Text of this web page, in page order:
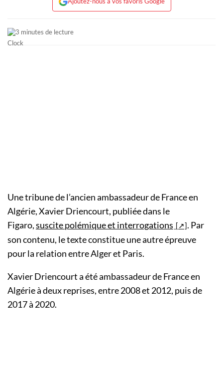
3 minutes de lecture
Une tribune de l’ancien ambassadeur de France en
Algérie, Xavier Driencourt, publiée dans le
Figaro,suscite polémique et interrogations
. Par
son contenu, le texte constitue une autre épreuve
pour la relation entre Alger et Paris.
Xavier Driencourt a été ambassadeur de France en
Algérie à deux reprises, entre 2008 et 2012, puis de
2017 à 2020.